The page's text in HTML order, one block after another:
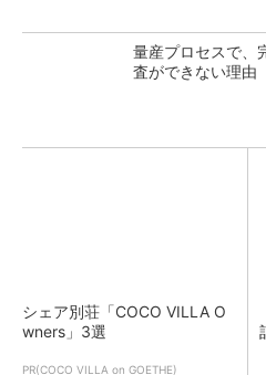
量産プロセスで、
査ができない理由
シェア別荘「COCO VILLA O
wners」3選
PR(COCO VILLA on GOETHE)